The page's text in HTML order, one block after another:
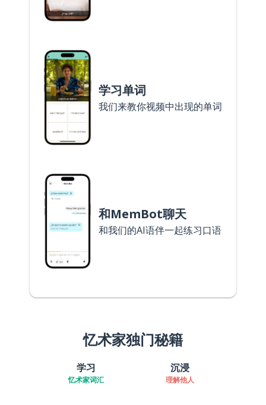
学习单词
我们来教你视频中出现的单词
和MemBot聊天
和我们的AI语伴一起练习口语
忆术家独门秘籍
学习
忆术家词汇
沉浸
理解他人